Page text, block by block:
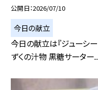
公開日 2026/07/10
今日の献立
今日の献立は『ジューシ
ずくの汁物 黒糖サーター